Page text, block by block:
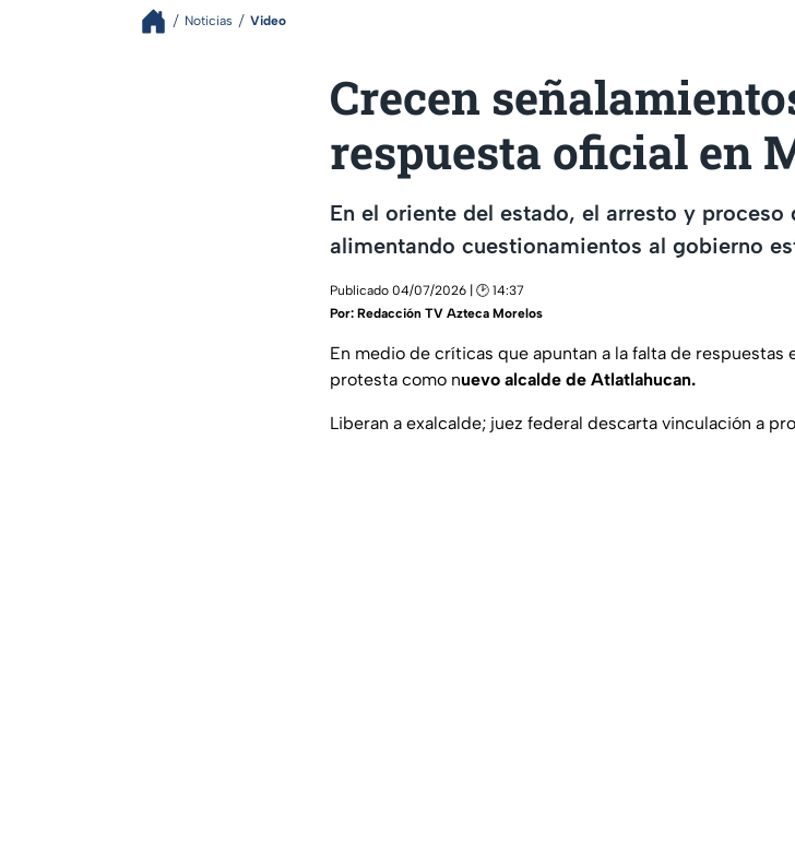
Noticias Video
Crecen
respuesta oficial en
En el oriente del estado, el arresto y
alimentando cuestionamientos al gobierno
Publicado 04/07/2026 | 🕑 14:37
Por: Redacción TV Azteca Morelos
En medio de críticas que apuntan a la falta de respuestas
protesta como nuevo alcalde de Atlatlahucan.
Liberan a exalcalde; juez federal descarta vinculación a